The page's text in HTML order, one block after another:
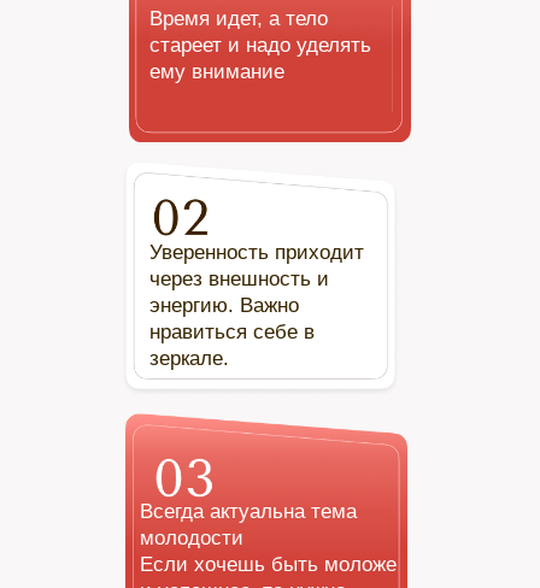
Время идет, а тело
стареет и надо уделять
ему внимание
Уверенность приходит
через внешность и
энергию. Важно
нравиться себе в
зеркале.
Всегда актуальна тема
молодости
Если хочешь быть моложе